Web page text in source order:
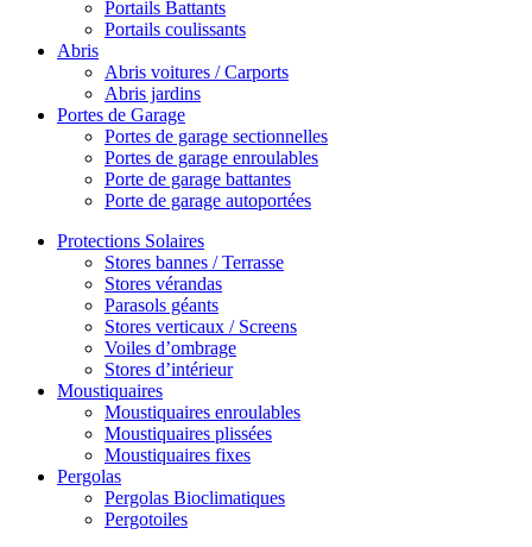
Portails Battants
Portails coulissants
Abris
Abris voitures / Carports
Abris jardins
Portes de Garage
Portes de garage sectionnelles
Portes de garage enroulables
Porte de garage battantes
Porte de garage autoportées
Protections Solaires
Stores bannes / Terrasse
Stores vérandas
Parasols géants
Stores verticaux / Screens
Voiles d’ombrage
Stores d’intérieur
Moustiquaires
Moustiquaires enroulables
Moustiquaires plissées
Moustiquaires fixes
Pergolas
Pergolas Bioclimatiques
Pergotoiles